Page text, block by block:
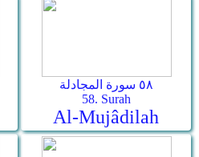
٥٨ سورة المجادلة
58. Surah
Al-Mujâdilah